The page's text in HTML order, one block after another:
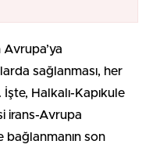
Avrupa’ya
sağlanması, her
İşte, Halkalı-Kapıkule
irans-Avrupa
bağlanmanın son